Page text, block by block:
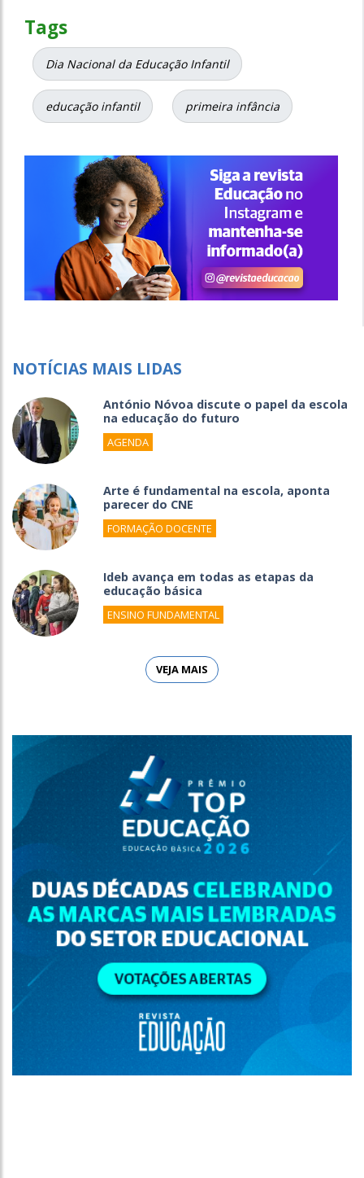
Tags
Dia Nacional da Educação Infantil
educação infantil primeira infância
NOTÍCIAS MAIS LIDAS
António Nóvoa discute o papel da escola
na educação do futuro
AGENDA
Arte é fundamental na escola, aponta
parecer do CNE
FORMAÇÃO DOCENTE
Ideb avança em todas as etapas da
educação básica
ENSINO FUNDAMENTAL
VEJA MAIS